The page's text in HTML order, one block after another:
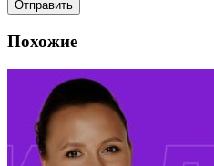
Похожие